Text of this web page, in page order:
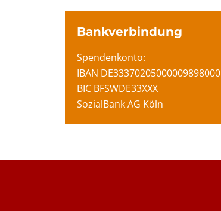
Bankverbindung
Spendenkonto:
IBAN DE33370205000009898000
BIC BFSWDE33XXX
SozialBank AG Köln